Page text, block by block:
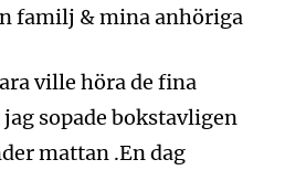
familj & mina anhöriga
ville höra de fina
sopade bokstavligen
mattan .En dag